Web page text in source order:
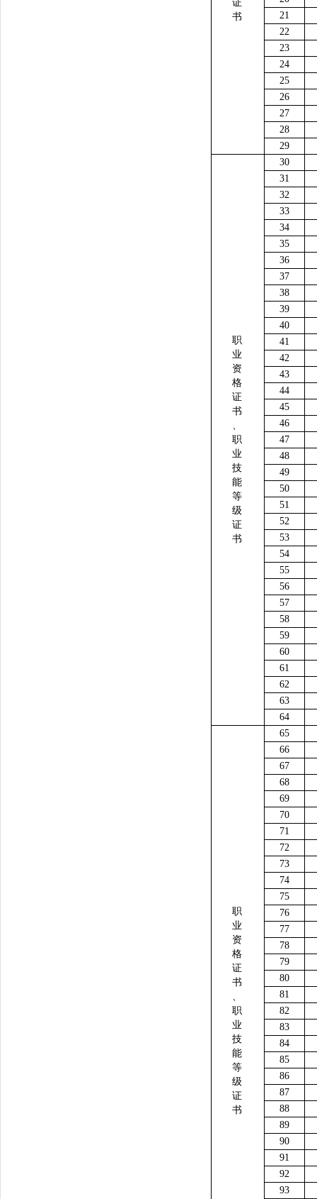
证
书
21
22
23
24
25
26
27
28
29
职
业
资
格
证
书
、
职
业
技
能
等
级
证
书
30
31
32
33
34
35
36
37
38
39
40
41
42
43
44
45
46
47
48
49
50
51
52
53
54
55
56
57
58
59
60
61
62
63
64
职
业
资
格
证
书
、
职
业
技
能
等
级
证
书
65
66
67
68
69
70
71
72
73
74
75
76
77
78
79
80
81
82
83
84
85
86
87
88
89
90
91
92
93